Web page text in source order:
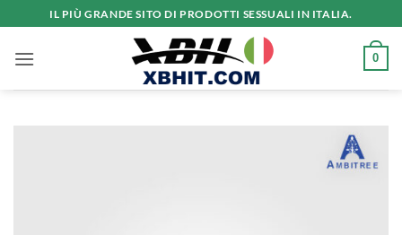
ai
contenuti
IL PIÙ GRANDE SITO DI PRODOTTI SESSUALI IN ITALIA.
0